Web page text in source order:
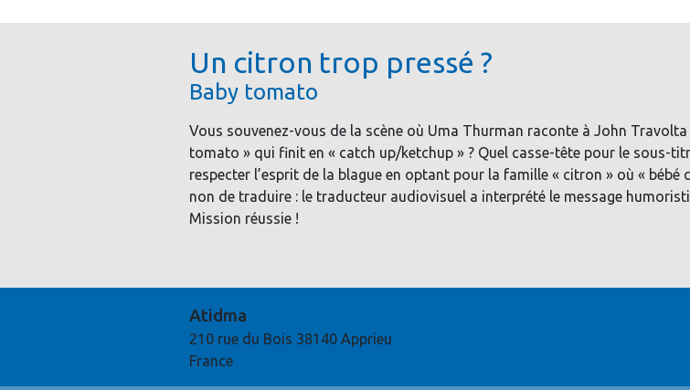
Un citron trop pressé ?
Baby tomato
Vous souvenez-vous de la scène où Uma Thurman raconte à John
tomato » qui finit en « catch up/ketchup » ? Quel casse-tête pour le sous-
respecter l’esprit de la blague en optant pour la famille « citron » où « bébé
non de traduire : le traducteur audiovisuel a interprété le message
Mission réussie !
Atidma
210 rue du Bois 38140 Apprieu
France